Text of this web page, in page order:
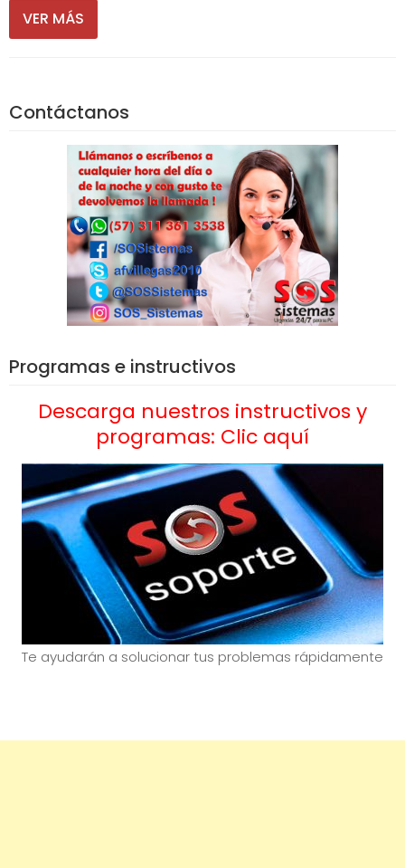
VER MÁS
Contáctanos
Programas e instructivos
Descarga nuestros instructivos y
programas: Clic aquí
Te ayudarán a solucionar tus problemas rápidamente